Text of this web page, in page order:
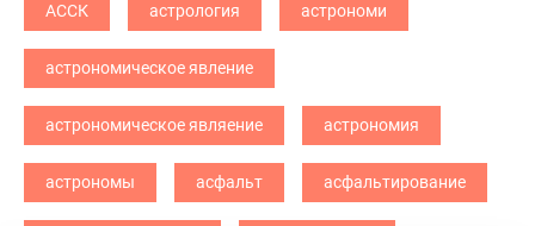
АССК астрология астрономи
астрономическое явление
астрономическое являение астрономия
астрономы асфальт асфальтирование